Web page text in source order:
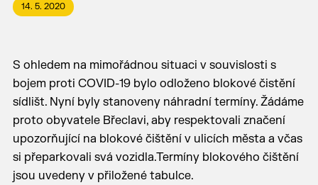
14. 5. 2020
S ohledem na mimořádnou situaci v souvislosti s
bojem proti COVID-19 bylo odloženo blokové čistění
sídlišt. Nyní byly stanoveny náhradní termíny. Žádáme
proto obyvatele Břeclavi, aby respektovali značení
upozorňující na blokové čištění v ulicích města a včas
si přeparkovali svá vozidla.Termíny blokového čištění
jsou uvedeny v přiložené tabulce.